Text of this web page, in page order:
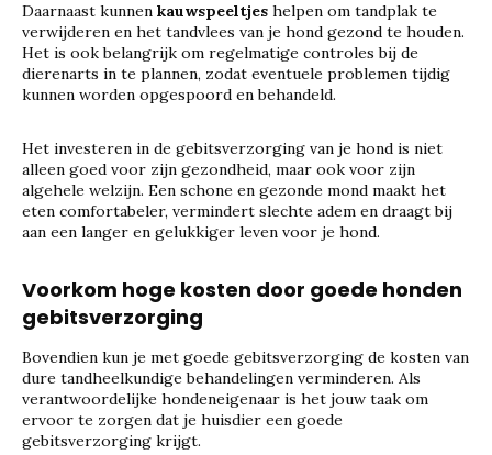
Daarnaast kunnen kauwspeeltjes helpen om tandplak te
verwijderen en het tandvlees van je hond gezond te houden.
Het is ook belangrijk om regelmatige controles bij de
dierenarts in te plannen, zodat eventuele problemen tijdig
kunnen worden opgespoord en behandeld.
Het investeren in de gebitsverzorging van je hond is niet
alleen goed voor zijn gezondheid, maar ook voor zijn
algehele welzijn. Een schone en gezonde mond maakt het
eten comfortabeler, vermindert slechte adem en draagt bij
aan een langer en gelukkiger leven voor je hond.
Voorkom hoge kosten door goede honden
gebitsverzorging
Bovendien kun je met goede gebitsverzorging de kosten van
dure tandheelkundige behandelingen verminderen. Als
verantwoordelijke hondeneigenaar is het jouw taak om
ervoor te zorgen dat je huisdier een goede
gebitsverzorging krijgt.